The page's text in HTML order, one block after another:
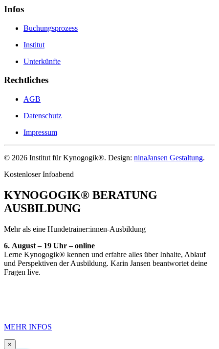
Infos
Buchungsprozess
Institut
Unterkünfte
Rechtliches
AGB
Datenschutz
Impressum
© 2026 Institut für Kynogogik®. Design: ninaJansen Gestaltung.
Kostenloser Infoabend
KYNOGOGIK® BERATUNG
AUSBILDUNG
Mehr als eine Hundetrainer:innen-Ausbildung
6. August – 19 Uhr – online
Lerne Kynogogik® kennen und erfahre alles über Inhalte, Ablauf
und Perspektiven der Ausbildung. Karin Jansen beantwortet deine
Fragen live.
MEHR INFOS
×